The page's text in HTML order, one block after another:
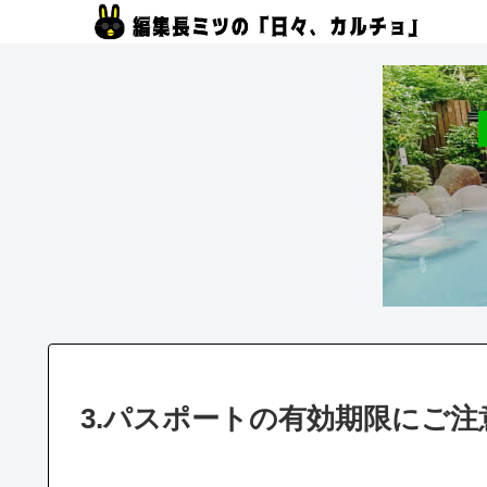
3.パスポートの有効期限にご注